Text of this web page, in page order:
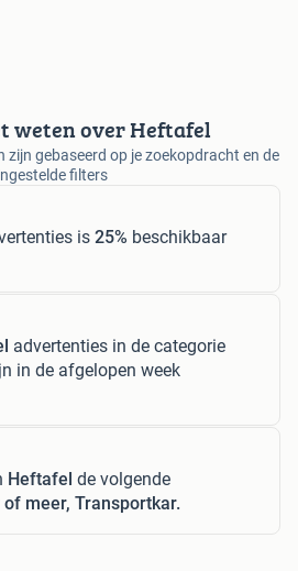
weten over Heftafel
zijn gebaseerd op je zoekopdracht en de
filters
is 25% beschikbaar
advertenties in de categorie
in de afgelopen week
Heftafel de volgende
meer, Transportkar.